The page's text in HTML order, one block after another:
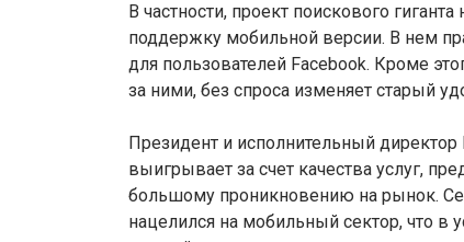
В частности, проект поискового
поддержку мобильной версии. В нем
для пользователей Facebook. Кроме
за ними, без спроса изменяет старый
Президент и исполнительный директор
выигрывает за счет качества услуг,
большому проникновению на рынок.
нацелился на мобильный сектор, что в